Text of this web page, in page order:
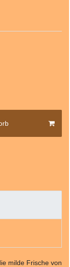
milde Frische von